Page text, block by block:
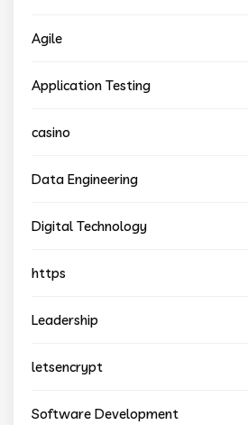
Agile
Application Testing
casino
Data Engineering
Digital Technology
https
Leadership
letsencrypt
Software Development